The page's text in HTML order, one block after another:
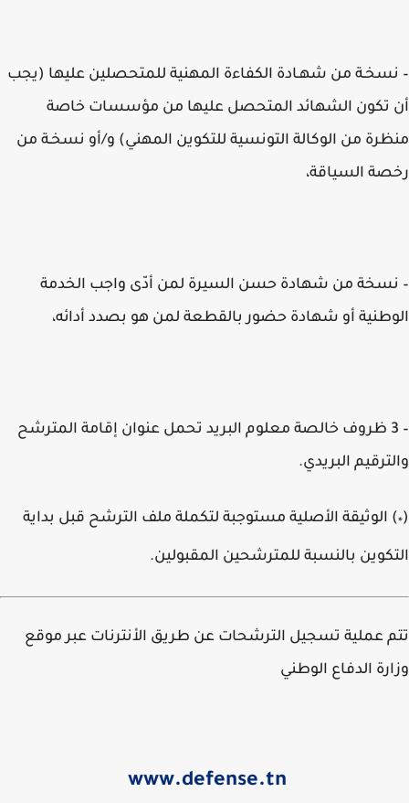
من شهـادة الكفاءة المهنية للمتحصلين عليها (يجب
تكون الشهائد المتحصل عليها من مؤسسات خاصة
من الوكالة التونسية للتكوين المهني) و/أو نسخـة من
السياقة،
من شهادة حسن السيرة لمن أدّى واجب الخدمة
أو شهادة حضور بالقطعة لمن هو بصدد أدائه،
– 3 ظروف خالصة معلوم البريد تحمل عنوان إقامة المترشح
البريدي.
الوثيقة الأصلية مستوجبة لتكملة ملف الترشح قبل بداية
بالنسبة للمترشحين المقبولين.
عملية تسجيل الترشحات عن طريق الأنترنات عبر موقع
الدفاع الوطني
www.defense.tn